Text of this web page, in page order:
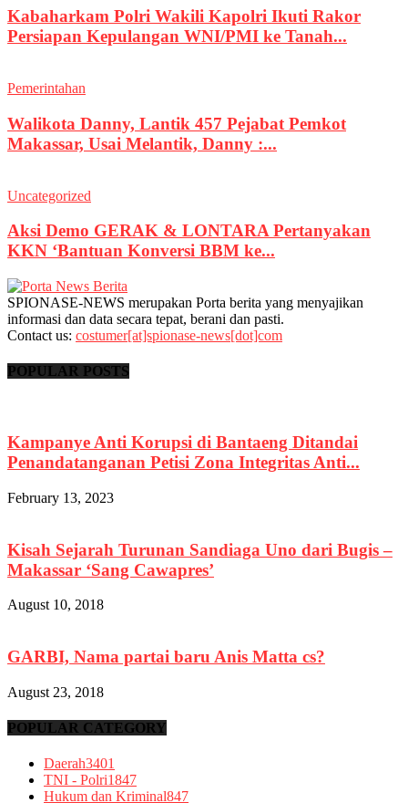
Kabaharkam Polri Wakili Kapolri Ikuti Rakor
Persiapan Kepulangan WNI/PMI ke Tanah...
Pemerintahan
Walikota Danny, Lantik 457 Pejabat Pemkot
Makassar, Usai Melantik, Danny :...
Uncategorized
Aksi Demo GERAK & LONTARA Pertanyakan
KKN ‘Bantuan Konversi BBM ke...
SPIONASE-NEWS merupakan Porta berita yang menyajikan
informasi dan data secara tepat, berani dan pasti.
Contact us: costumer[at]spionase-news[dot]com
POPULAR POSTS
Kampanye Anti Korupsi di Bantaeng Ditandai
Penandatanganan Petisi Zona Integritas Anti...
February 13, 2023
Kisah Sejarah Turunan Sandiaga Uno dari Bugis –
Makassar ‘Sang Cawapres’
August 10, 2018
GARBI, Nama partai baru Anis Matta cs?
August 23, 2018
POPULAR CATEGORY
Daerah3401
TNI - Polri1847
Hukum dan Kriminal847